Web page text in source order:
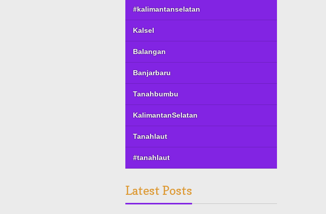
#kalimantanselatan
Kalsel
Balangan
Banjarbaru
Tanahbumbu
KalimantanSelatan
Tanahlaut
#tanahlaut
Latest Posts